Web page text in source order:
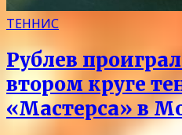
ТЕННИС
Рублев
втором круге
«Мастерса» в